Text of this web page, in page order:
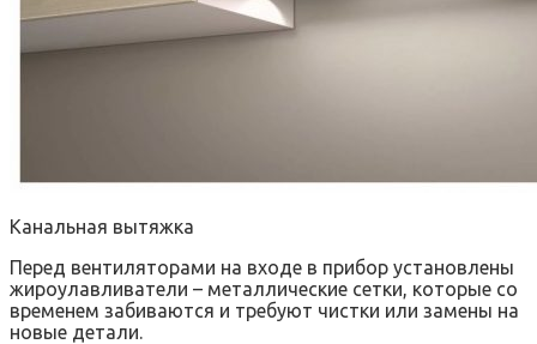
Канальная вытяжка
Перед вентиляторами на входе в прибор установлены
жироулавливатели – металлические сетки, которые со
временем забиваются и требуют чистки или замены на
новые детали.